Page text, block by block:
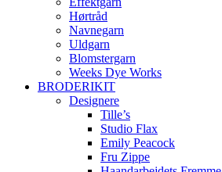
Hørtråd
Navnegarn
Uldgarn
Blomstergarn
Weeks Dye Works
BRODERIKIT
Designere
Tille’s
Studio Flax
Emily Peacock
Fru Zippe